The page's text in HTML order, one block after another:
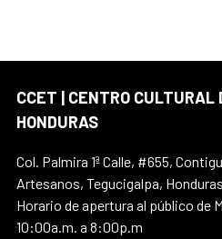
CCET | CENTRO CULTURAL
HONDURAS
Col. Palmira 1ª Calle, #655,
Artesanos, Tegucigalpa, Honduras
Horario de apertura al público de
10:00a.m. a 8:00p.m